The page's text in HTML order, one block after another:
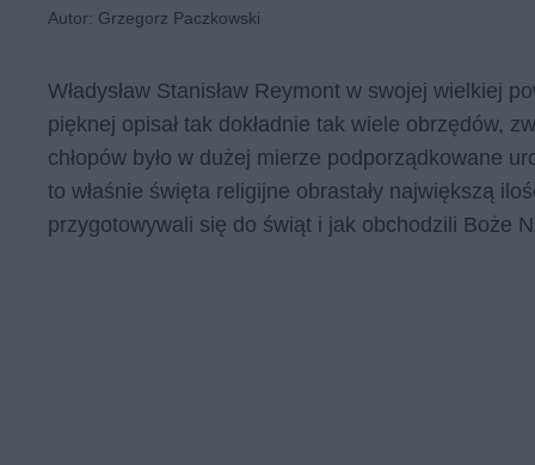
Autor: Grzegorz Paczkowski
Władysław Stanisław Reymont w swojej wielkiej
pięknej opisał tak dokładnie tak wiele obrzędów,
chłopów było w dużej mierze podporządkowane
to właśnie święta religijne obrastały największą
przygotowywali się do świąt i jak obchodzili Boże